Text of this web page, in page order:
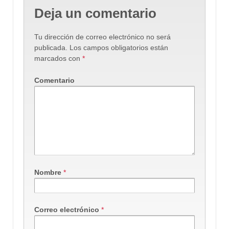
Deja un comentario
Tu dirección de correo electrónico no será
publicada.
Los campos obligatorios están
marcados con *
Comentario
Nombre *
Correo electrónico *